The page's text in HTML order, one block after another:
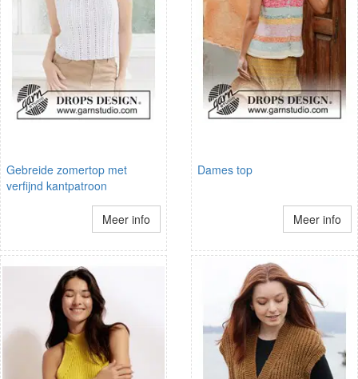
Gebreide zomertop met
verfijnd kantpatroon
Meer info
Dames top
Meer info